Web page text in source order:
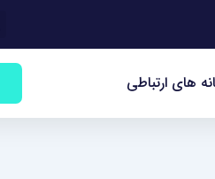
های ارتباطی